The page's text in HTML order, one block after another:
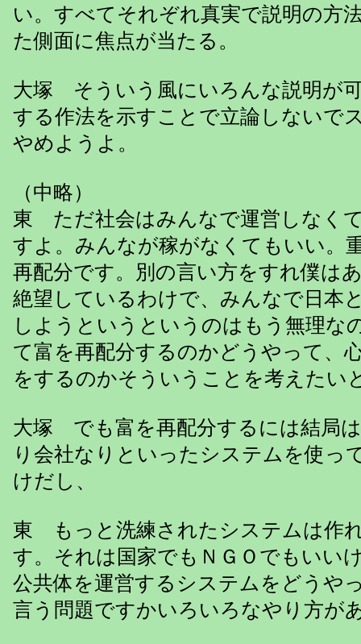
い。すべてそれぞれ真実で説明の方
た側面に焦点が当たる。
大塚 そういう風にいろんな説明が
する作法を示すことで立論しないで
やめようよ。
（中略）
東 ただ社会はみんなで運営しなく
すよ。みんなが稼がなくてもいい。
再配分です。別の言い方をすれ僕は
絶望しているわけで、みんなで日本
しようというというのはもう無理な
て富を再配分するのかどうやって、
をするのかそういうことを考えたい
大塚 でも富を再配分するには結局
り会社なりといったシステムを使っ
けだし、
東 もっと洗練されたシステムは作
す。それは国家でもＮＧＯでもいい
公共体を運営するシステムをどうや
言う問題ですかいろいろなやり方が